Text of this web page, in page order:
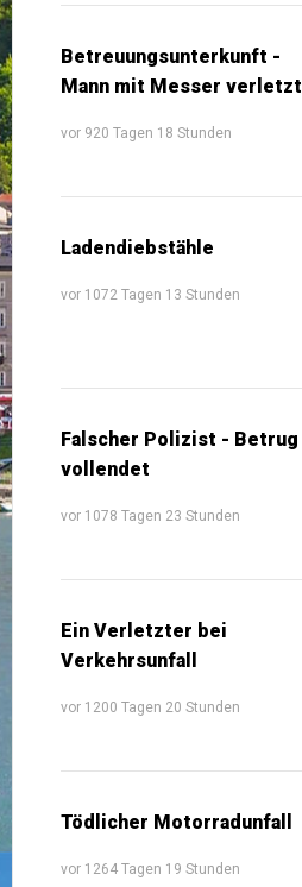
Betreuungsunterkunft -
Mann mit Messer verletzt
vor 920 Tagen 18 Stunden
Ladendiebstähle
vor 1072 Tagen 13 Stunden
Falscher Polizist - Betrug
vollendet
vor 1078 Tagen 23 Stunden
Ein Verletzter bei
Verkehrsunfall
vor 1200 Tagen 20 Stunden
Tödlicher Motorradunfall
vor 1264 Tagen 19 Stunden